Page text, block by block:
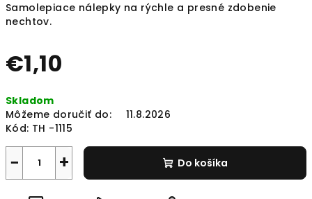
Samolepiace nálepky na rýchle a presné zdobenie
nechtov.
€1,10
cena:
Skladom
Môžeme doručiť do:
11.8.2026
Kód: TH -1115
+
− Do košíka